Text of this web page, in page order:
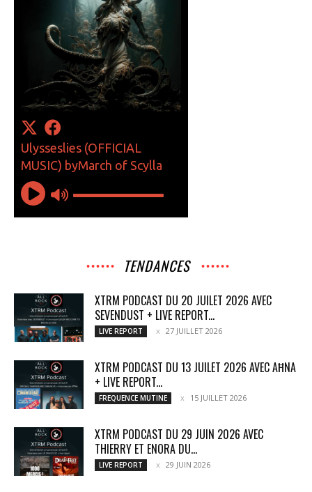
TENDANCES
XTRM PODCAST DU 20 JUILET 2026 AVEC
SEVENDUST + LIVE REPORT...
LIVE REPORT 27 JUILLET 2026
XTRM PODCAST DU 13 JUILET 2026 AVEC AĦNA
+ LIVE REPORT...
FREQUENCE MUTINE 15 JUILLET 2026
XTRM PODCAST DU 29 JUIN 2026 AVEC
THIERRY ET ENORA DU...
LIVE REPORT 29 JUIN 2026